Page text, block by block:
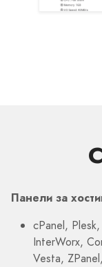
Панели за
cPanel,
InterWorx,
Vesta,